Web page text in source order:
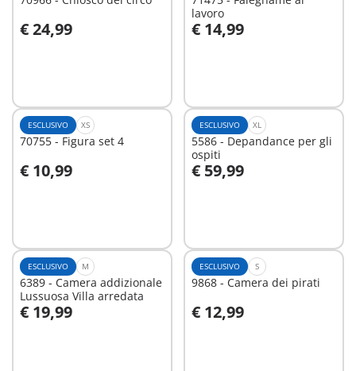
€ 24,99
Aggiungi al carrello
lavoro
€ 14,99
Aggiungi al carrello
ESCLUSIVO XS
70755 - Figura set 4
€ 10,99
Aggiungi al carrello
ESCLUSIVO XL
5586 - Depandance per gli
ospiti
€ 59,99
Aggiungi al carrello
ESCLUSIVO M
6389 - Camera addizionale
Lussuosa Villa arredata
€ 19,99
Aggiungi al carrello
ESCLUSIVO S
9868 - Camera dei pirati
€ 12,99
Aggiungi al carrello